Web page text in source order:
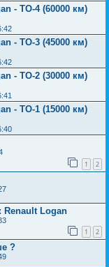
- ТО-4 (60000 км)
- ТО-3 (45000 км)
- ТО-2 (30000 км)
- ТО-1 (15000 км)
1 2
Renault Logan
1 2
?